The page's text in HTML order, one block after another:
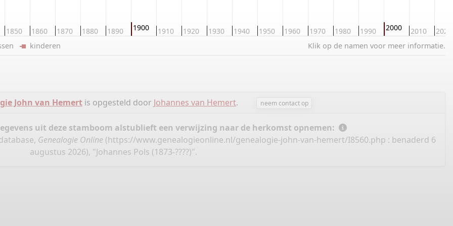
1850 1860 1870 1880 1890 1900 1910 1920 1930 1940 1950 1960 1970 1980 1990 2000 2010 2020
Klik op de namen voor meer informatie.
kinderen
John van Hemertis opgesteld door Johannes van Hemert. neem contact op
uit deze stamboom alstublieft een verwijzing naar de herkomst opnemen:
Genealogie Online (https://www.genealogieonline.nl/genealogie-john-van-hemert/I8560.php : benaderd 6
augustus 2026), "Johannes Pols (1873-????)".